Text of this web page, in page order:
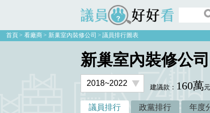
議員好好看
首頁 看廠商 新巢室內裝修公司 議員排行圖表
新巢室內裝修公司
建議款： 160萬元
議員排行 政黨排行 年度